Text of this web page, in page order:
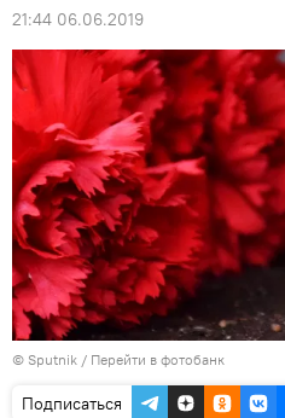
21:44 06.06.2019
© Sputnik / Перейти в фотобанк
Подписаться